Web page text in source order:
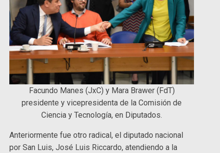
Facundo Manes (JxC) y Mara Brawer (FdT)
presidente y vicepresidenta de la Comisión de
Ciencia y Tecnología, en Diputados.
Anteriormente fue otro radical, el diputado nacional
por San Luis, José Luis Riccardo, atendiendo a la